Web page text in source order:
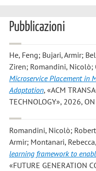
Pubblicazioni
He, Feng; Bujari, Armir;
Ziren; Romandini, Nicolò;
Microservice Placement in
Adaptation, «ACM
TECHNOLOGY», 2026,
Romandini, Nicolò;
Armir; Montanari, Rebecca,
learning framework to
«FUTURE GENERATION